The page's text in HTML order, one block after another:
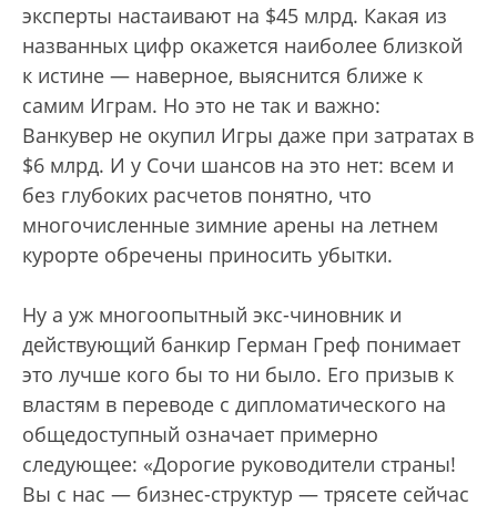
эксперты настаивают на $45 млрд. Какая из
названных цифр окажется наиболее близкой
к истине — наверное, выяснится ближе к
самим Играм. Но это не так и важно:
Ванкувер не окупил Игры даже при затратах в
$6 млрд. И у Сочи шансов на это нет: всем и
без глубоких расчетов понятно, что
многочисленные зимние арены на летнем
курорте обречены приносить убытки.
Ну а уж многоопытный экс-чиновник и
действующий банкир Герман Греф понимает
это лучше кого бы то ни было. Его призыв к
властям в переводе с дипломатического на
общедоступный означает примерно
следующее: «Дорогие руководители страны!
Вы с нас — бизнес-структур — трясете сейчас